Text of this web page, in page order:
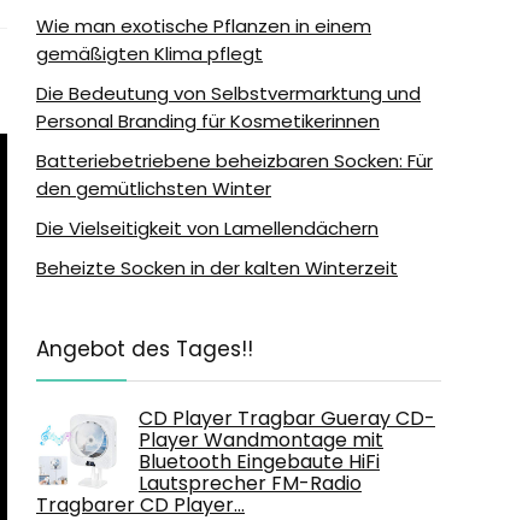
Wie man exotische Pflanzen in einem
gemäßigten Klima pflegt
Die Bedeutung von Selbstvermarktung und
Personal Branding für Kosmetikerinnen
Batteriebetriebene beheizbaren Socken: Für
den gemütlichsten Winter
Die Vielseitigkeit von Lamellendächern
Beheizte Socken in der kalten Winterzeit
Angebot des Tages!!
CD Player Tragbar Gueray CD-
Player Wandmontage mit
Bluetooth Eingebaute HiFi
Lautsprecher FM-Radio
Tragbarer CD Player…